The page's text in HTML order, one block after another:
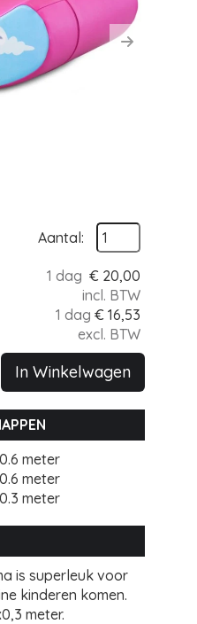
Next
Aantal:
1 dag € 20,00
incl. BTW
1 dag € 16,53
excl. BTW
In Winkelwagen
0.6 meter
0.6 meter
0.3 meter
is superleuk voor
kinderen komen.
meter.